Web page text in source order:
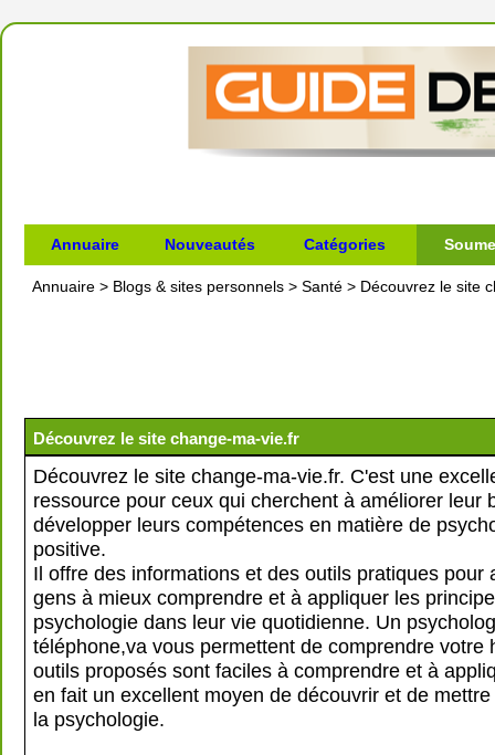
Annuaire Nouveautés Catégories
Annuaire > Blogs & sites personnels > Santé > Découvrez le site
Découvrez le site change-ma-vie.fr
Découvrez le site change-ma-vie.fr. C'est une
ressource pour ceux qui cherchent à améliorer leur
développer leurs compétences en matière de
positive.
Il offre des informations et des outils pratiques pour
gens à mieux comprendre et à appliquer les
psychologie dans leur vie quotidienne. Un
téléphone,va vous permettent de comprendre votre
outils proposés sont faciles à comprendre et à
en fait un excellent moyen de découvrir et de
la psychologie.